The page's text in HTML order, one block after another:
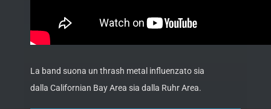
La band suona un thrash metal influenzato sia
dalla Californian Bay Area sia dalla Ruhr Area.